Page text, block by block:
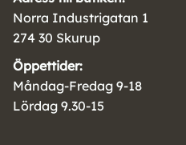
Norra Industrigatan 1
274 30 Skurup
Öppettider:
Måndag-Fredag 9-18
Lördag 9.30-15